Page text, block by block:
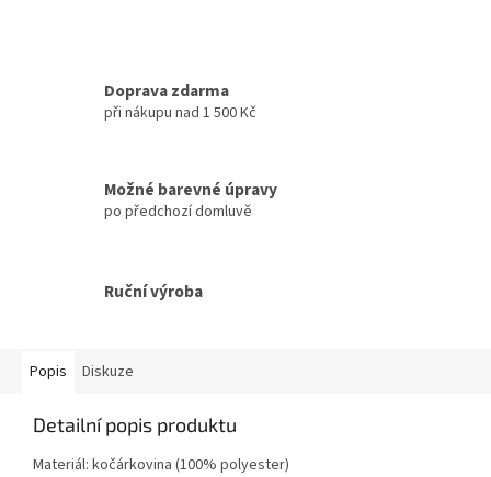
Doprava zdarma
při nákupu nad 1 500 Kč
Možné barevné úpravy
po předchozí domluvě
Ruční výroba
Popis Diskuze
Detailní popis produktu
Materiál: kočárkovina (100% polyester)